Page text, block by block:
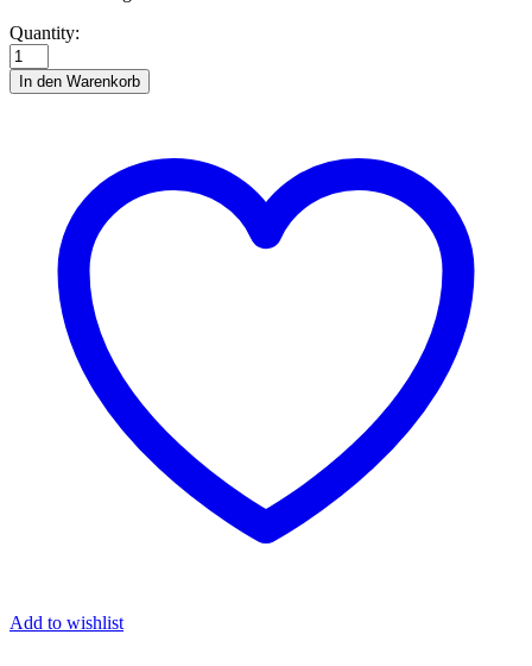
TJ
Seeschildkröte
quantity
Quantity:
In den Warenkorb
Add to wishlist